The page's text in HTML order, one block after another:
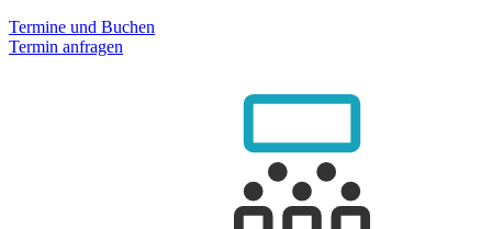
Termine und Buchen
Termin anfragen